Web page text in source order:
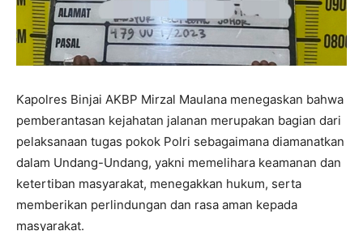
Kapolres Binjai AKBP Mirzal Maulana menegaskan bahwa
pemberantasan kejahatan jalanan merupakan bagian dari
pelaksanaan tugas pokok Polri sebagaimana diamanatkan
dalam Undang-Undang, yakni memelihara keamanan dan
ketertiban masyarakat, menegakkan hukum, serta
memberikan perlindungan dan rasa aman kepada
masyarakat.